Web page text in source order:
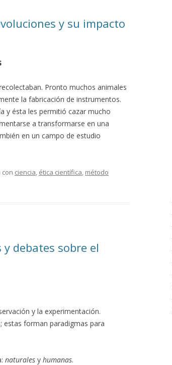
y su impacto
Pronto muchos animales
la fabricación de instrumentos.
y ésta les permitió cazar mucho
a transformarse en una
en un campo de estudio
ciencia, ética científica, método
debates sobre el
y la experimentación.
estas forman paradigmas para
naturales y humanas.